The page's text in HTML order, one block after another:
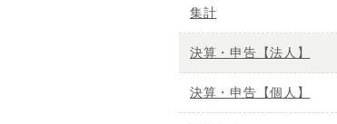
集計
決算・申告【法人】
決算・申告【個人】